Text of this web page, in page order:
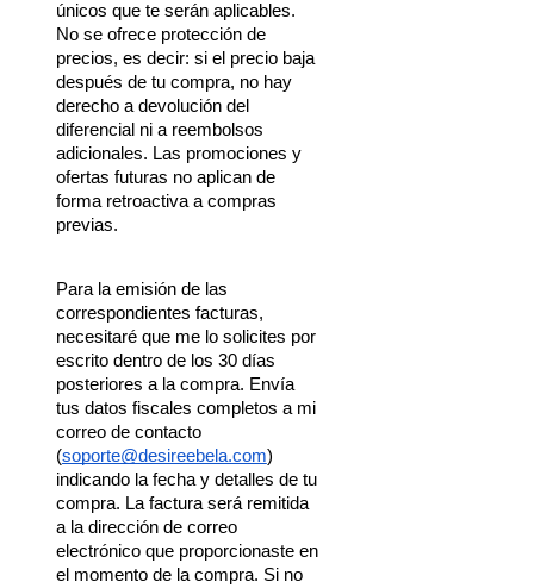
únicos que te serán aplicables.
No se ofrece protección de
precios, es decir: si el precio baja
después de tu compra, no hay
derecho a devolución del
diferencial ni a reembolsos
adicionales. Las promociones y
ofertas futuras no aplican de
forma retroactiva a compras
previas.
Para la emisión de las
correspondientes facturas,
necesitaré que me lo solicites por
escrito dentro de los 30 días
posteriores a la compra. Envía
tus datos fiscales completos a mi
correo de contacto
(soporte@desireebela.com)
indicando la fecha y detalles de tu
compra. La factura será remitida
a la dirección de correo
electrónico que proporcionaste en
el momento de la compra. Si no